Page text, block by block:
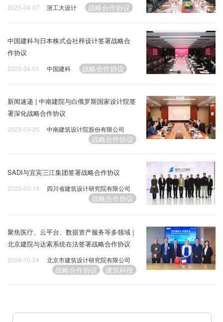
2025-04-07 浙工大设计 战略合作协议
中国建科与日本株式会社梓设计签署战略合
作协议
2025-04-01 中国建科 战略合作协议
新闻速递 | 中南建院与白俄罗斯国家设计院签
署深化战略合作协议
2025-03-25 中南建筑设计院股份有限公司
战略合作协议
SADI与宜宾三江集团签署战略合作协议
2025-03-18 四川省建筑设计研究院有限公司
战略合作协议
聚焦医疗、云平台、数据资产服务等多领域 |
北京建院与达索系统在法签署战略合作协议
2024-10-24 北京市建筑设计研究院有限公司
战略合作协议 建筑科技